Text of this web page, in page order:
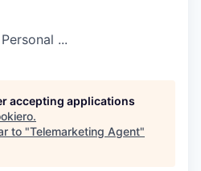
...
accepting applications
.
to "Telemarketing Agent"